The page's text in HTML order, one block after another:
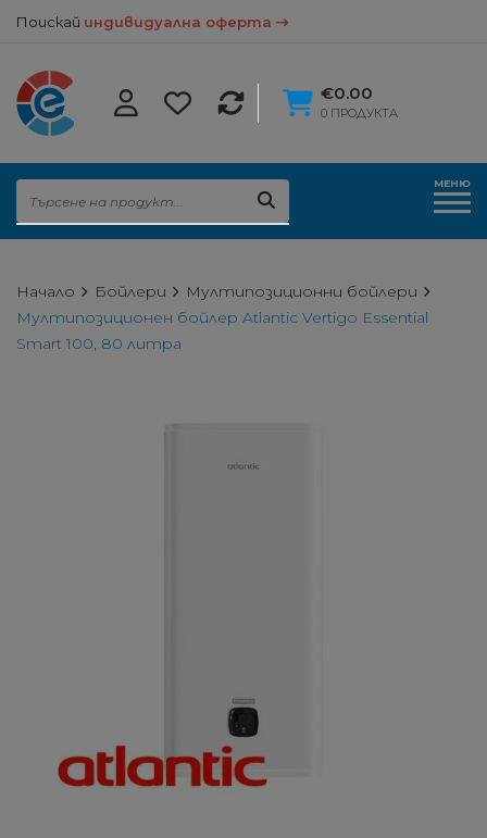
Поискай индивидуална оферта
€0.00
0 ПРОДУКТА
МЕНЮ
Начало Бойлери
Мултипозиционни бойлери
Мултипозиционен бойлер Atlantic Vertigo Essential
Smart 100, 80 литра